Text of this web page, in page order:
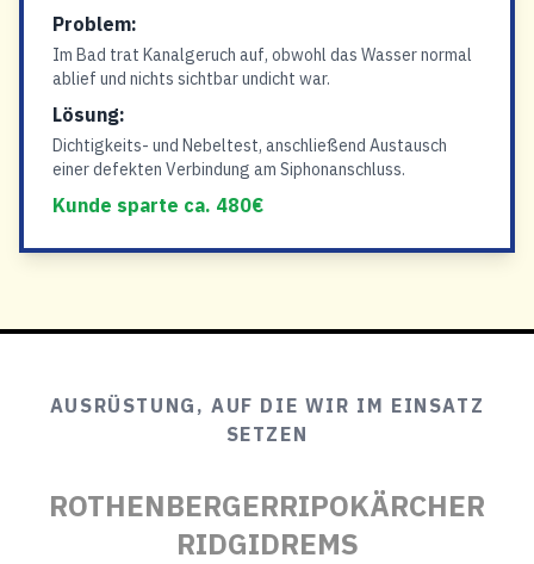
Problem:
Im Bad trat Kanalgeruch auf, obwohl das Wasser normal
ablief und nichts sichtbar undicht war.
Lösung:
Dichtigkeits- und Nebeltest, anschließend Austausch
einer defekten Verbindung am Siphonanschluss.
Kunde sparte ca. 480€
AUSRÜSTUNG, AUF DIE WIR IM EINSATZ
SETZEN
ROTHENBERGERRIPOKÄRCHER
RIDGIDREMS